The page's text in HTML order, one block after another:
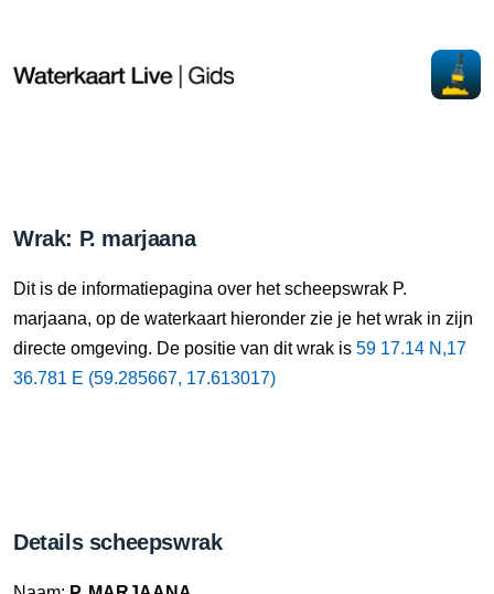
Wrak: P. marjaana
Dit is de informatiepagina over het scheepswrak P.
marjaana, op de waterkaart hieronder zie je het wrak in zijn
directe omgeving. De positie van dit wrak is 59 17.14 N,17
36.781 E (59.285667, 17.613017)
Details scheepswrak